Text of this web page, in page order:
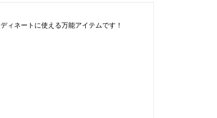
ィネートに使える万能アイテムです！